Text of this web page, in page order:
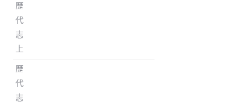
歷
代
志
上
歷
代
志